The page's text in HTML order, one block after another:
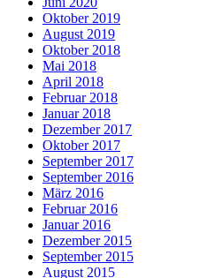
Oktober 2019
August 2019
Oktober 2018
Mai 2018
April 2018
Februar 2018
Januar 2018
Dezember 2017
Oktober 2017
September 2017
September 2016
März 2016
Februar 2016
Januar 2016
Dezember 2015
September 2015
August 2015